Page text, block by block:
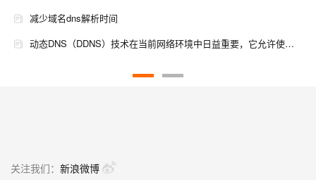
减少域名dns解析时间
动态DNS（DDNS）技术在当前网络环境中日益重要，它允许使用动态IP地址的设备通过固定域名访问
关注我们： 新浪微博